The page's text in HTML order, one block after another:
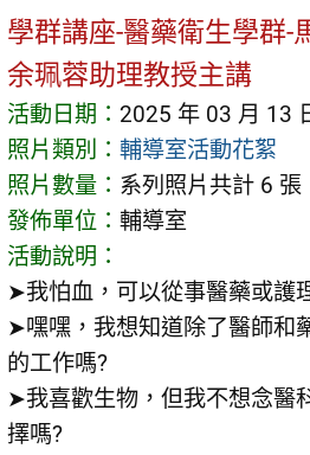
學群講座-醫藥衛生學群-
余珮蓉助理教授主講
活動日期： 2025 年 03 月 13
照片類別： 輔導室活動花絮
照片數量： 系列照片共計 6 張
發佈單位： 輔導室
活動說明：
➤我怕血，可以從事醫藥或護
➤嘿嘿，我想知道除了醫師和
的工作嗎?
➤我喜歡生物，但我不想念醫
擇嗎?